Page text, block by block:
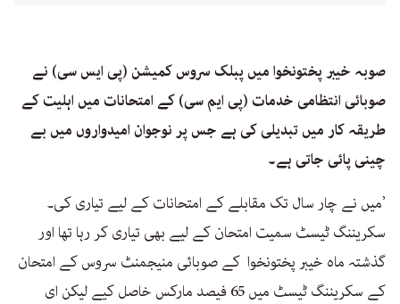
صوبہ خیبر پختونخوا میں پبلک سروس کمیشن (پی ایس سی) نے
صوبائی انتظامی خدمات (پی ایم سی) کے امتحانات میں اہلیت کے
طریقہ کار میں تبدیلی کی ہے جس پر نوجوان امیدواروں میں بے
چینی پائی جاتی ہے۔
’میں نے چار سال تک مقابلے کے امتحانات کے لیے تیاری کی۔
سکریننگ ٹیسٹ سمیت امتحان کے لیے بھی تیاری کر رہا تھا اور
گذشتہ ماہ خیبر پختونخوا کے صوبائی منیجمنٹ سروس کے امتحان
کے سکریننگ ٹیسٹ میں 65 فیصد مارکس خاصل کیے لیکن ای